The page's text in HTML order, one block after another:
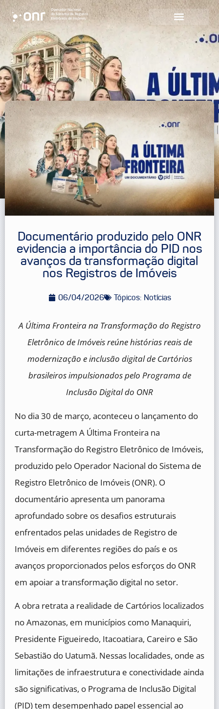
Operador Nacional
do Sistema de Registro
Eletrônico de Imóveis
Documentário produzido pelo ONR
evidencia a importância do PID nos
avanços da transformação digital
nos Registros de Imóveis
06/04/2026 Tópicos: Notícias
A Última Fronteira na Transformação do Registro
Eletrônico de Imóveis reúne histórias reais de
modernização e inclusão digital de Cartórios
brasileiros impulsionados pelo Programa de
Inclusão Digital do ONR
No dia 30 de março, aconteceu o lançamento do
curta-metragem A Última Fronteira na
Transformação do Registro Eletrônico de Imóveis,
produzido pelo Operador Nacional do Sistema de
Registro Eletrônico de Imóveis (ONR). O
documentário apresenta um panorama
aprofundado sobre os desafios estruturais
enfrentados pelas unidades de Registro de
Imóveis em diferentes regiões do país e os
avanços proporcionados pelos esforços do ONR
em apoiar a transformação digital no setor.
A obra retrata a realidade de Cartórios localizados
no Amazonas, em municípios como Manaquiri,
Presidente Figueiredo, Itacoatiara, Careiro e São
Sebastião do Uatumã. Nessas localidades, onde as
limitações de infraestrutura e conectividade ainda
são significativas, o Programa de Inclusão Digital
(PID) tem desempenhado papel essencial ao